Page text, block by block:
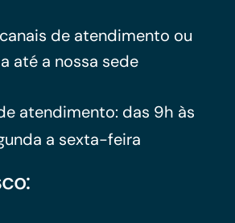
de atendimento ou
até a nossa sede
atendimento: das 9h às
a sexta-feira